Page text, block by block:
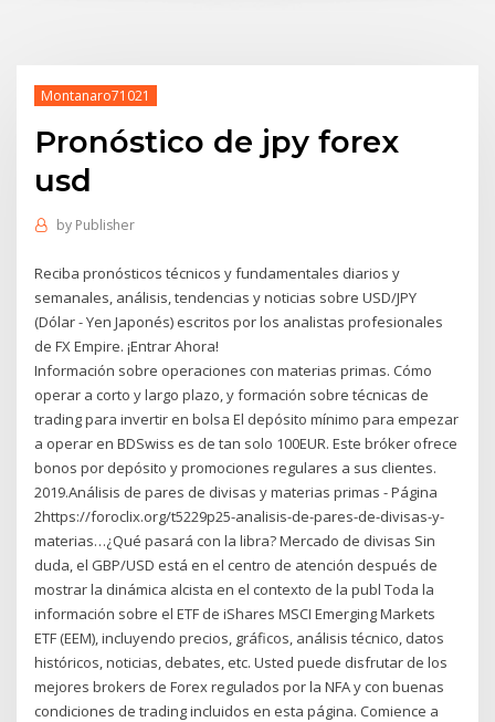
Montanaro71021
Pronóstico de jpy forex
usd
by Publisher
Reciba pronósticos técnicos y fundamentales diarios y
semanales, análisis, tendencias y noticias sobre USD/JPY
(Dólar - Yen Japonés) escritos por los analistas profesionales
de FX Empire. ¡Entrar Ahora!
Información sobre operaciones con materias primas. Cómo
operar a corto y largo plazo, y formación sobre técnicas de
trading para invertir en bolsa El depósito mínimo para empezar
a operar en BDSwiss es de tan solo 100EUR. Este bróker ofrece
bonos por depósito y promociones regulares a sus clientes.
2019.Análisis de pares de divisas y materias primas - Página
2https://foroclix.org/t5229p25-analisis-de-pares-de-divisas-y-
materias…¿Qué pasará con la libra? Mercado de divisas Sin
duda, el GBP/USD está en el centro de atención después de
mostrar la dinámica alcista en el contexto de la publ Toda la
información sobre el ETF de iShares MSCI Emerging Markets
ETF (EEM), incluyendo precios, gráficos, análisis técnico, datos
históricos, noticias, debates, etc. Usted puede disfrutar de los
mejores brokers de Forex regulados por la NFA y con buenas
condiciones de trading incluidos en esta página. Comience a